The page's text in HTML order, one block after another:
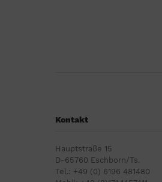
Kontakt
Hauptstraße 15
D-65760 Eschborn/Ts.
Tel.: +49 (0) 6196 481480